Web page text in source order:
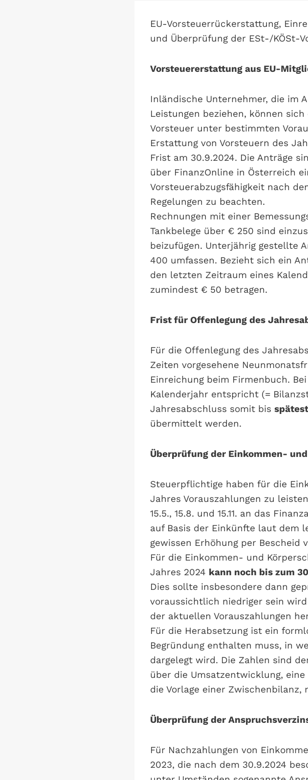
EU-Vorsteuerrückerstattung,
und Überprüfung der ESt-/KÖSt-
Vorsteuererstattung aus EU-
Inländische Unternehmer, die im
Leistungen beziehen, können
Vorsteuer unter bestimmten
Erstattung von Vorsteuern des
Frist am 30.9.2024. Die Anträge
über FinanzOnline in Österreich
Vorsteuerabzugsfähigkeit nach
Regelungen zu beachten.
Rechnungen mit einer
Tankbelege über € 250 sind
beizufügen. Unterjährig gestellte
400 umfassen. Bezieht sich ein
den letzten Zeitraum eines
zumindest € 50 betragen.
Frist für Offenlegung des
Für die Offenlegung des
Zeiten vorgesehene
Einreichung beim Firmenbuch.
Kalenderjahr entspricht (=
Jahresabschluss somit bis
übermittelt werden.
Überprüfung der Einkommen-
Steuerpflichtige haben für die
Jahres Vorauszahlungen zu
15.5., 15.8. und 15.11. an das
auf Basis der Einkünfte laut dem
gewissen Erhöhung per Bescheid
Für die Einkommen- und
Jahres 2024 kann noch bis zum
Dies sollte insbesondere dann
voraussichtlich niedriger sein
der aktuellen Vorauszahlungen
Für die Herabsetzung ist ein
Begründung enthalten muss, in
dargelegt wird. Die Zahlen sind
über die Umsatzentwicklung,
die Vorlage einer Zwischenbilanz,
Überprüfung der
Für Nachzahlungen von
2023, die nach dem 30.9.2024